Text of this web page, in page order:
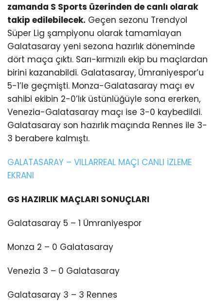
zamanda S Sports üzerinden de canlı olarak
takip edilebilecek. Geçen sezonu Trendyol
Süper Lig şampiyonu olarak tamamlayan
Galatasaray yeni sezona hazırlık döneminde
dört maça çıktı. Sarı-kırmızılı ekip bu maçlardan
birini kazanabildi. Galatasaray, Ümraniyespor’u
5-1’le geçmişti. Monza-Galatasaray maçı ev
sahibi ekibin 2-0’lık üstünlüğüyle sona ererken,
Venezia-Galatasaray maçı ise 3-0 kaybedildi.
Galatasaray son hazırlık maçında Rennes ile 3-
3 berabere kalmıştı.
GALATASARAY – VILLARREAL MAÇI CANLI İZLEME
EKRANI
GS HAZIRLIK MAÇLARI SONUÇLARI
Galatasaray 5 – 1 Ümraniyespor
Monza 2 – 0 Galatasaray
Venezia 3 – 0 Galatasaray
Galatasaray 3 – 3 Rennes